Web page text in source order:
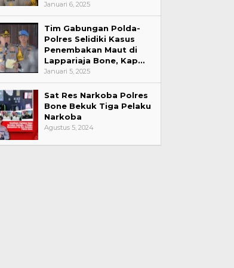
Januari 6, 2025
Tim Gabungan Polda-
Polres Selidiki Kasus
Penembakan Maut di
Lappariaja Bone, Kap…
Januari 5, 2025
Sat Res Narkoba Polres
Bone Bekuk Tiga Pelaku
Narkoba
Agustus 5, 2024